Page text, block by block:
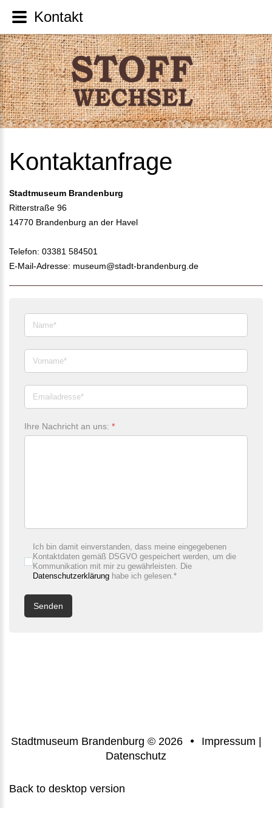
Kontaktanfrage
Stadtmuseum Brandenburg
Ritterstraße 96
14770 Brandenburg an der Havel
Telefon: 03381 584501
E-Mail-Adresse: museum@stadt-brandenburg.de
Ihre Nachricht an uns: *
Ich bin damit einverstanden, dass meine eingegebenen
Kontaktdaten gemäß DSGVO gespeichert werden, um die
Kommunikation mit mir zu gewährleisten. Die
Datenschutzerklärung habe ich gelesen.*
Senden
Stadtmuseum Brandenburg © 2026 Impressum
Datenschutz
Back to desktop version
Kontakt